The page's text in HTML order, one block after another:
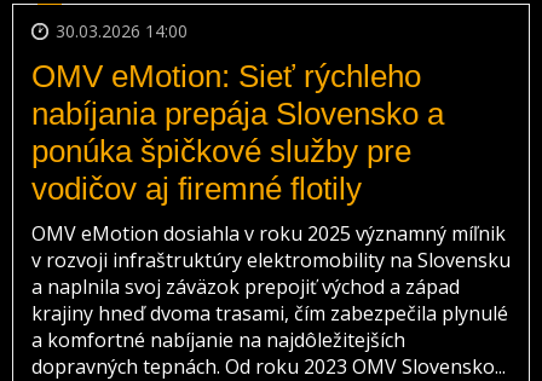
30.03.2026 14:00
OMV eMotion: Sieť rýchleho
nabíjania prepája Slovensko a
ponúka špičkové služby pre
vodičov aj firemné flotily
OMV eMotion dosiahla v roku 2025 významný míľnik
v rozvoji infraštruktúry elektromobility na Slovensku
a naplnila svoj záväzok prepojiť východ a západ
krajiny hneď dvoma trasami, čím zabezpečila plynulé
a komfortné nabíjanie na najdôležitejších
dopravných tepnách. Od roku 2023 OMV Slovensko...